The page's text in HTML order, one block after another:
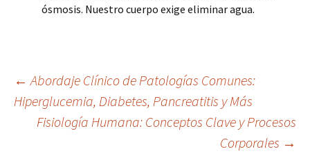
ósmosis. Nuestro cuerpo exige eliminar agua.
Navegación
de
← Abordaje Clínico de Patologías Comunes:
Hiperglucemia, Diabetes, Pancreatitis y Más
Fisiología Humana: Conceptos Clave y Procesos
Corporales →